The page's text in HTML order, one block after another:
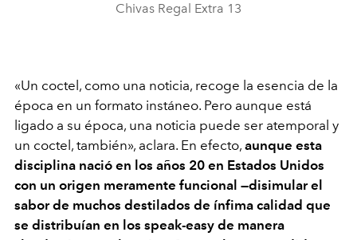
Chivas Regal Extra 13
«Un coctel, como una noticia, recoge la esencia de la
época en un formato instáneo. Pero aunque está
ligado a su época, una noticia puede ser atemporal y
un coctel, también», aclara. En efecto, aunque esta
disciplina nació en los años 20 en Estados Unidos
con un origen meramente funcional —disimular el
sabor de muchos destilados de ínfima calidad que
se distribuían en los speak-easy de manera